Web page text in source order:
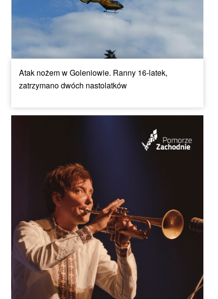
Atak nożem w Goleniowie. Ranny 16-latek,
zatrzymano dwóch nastolatków